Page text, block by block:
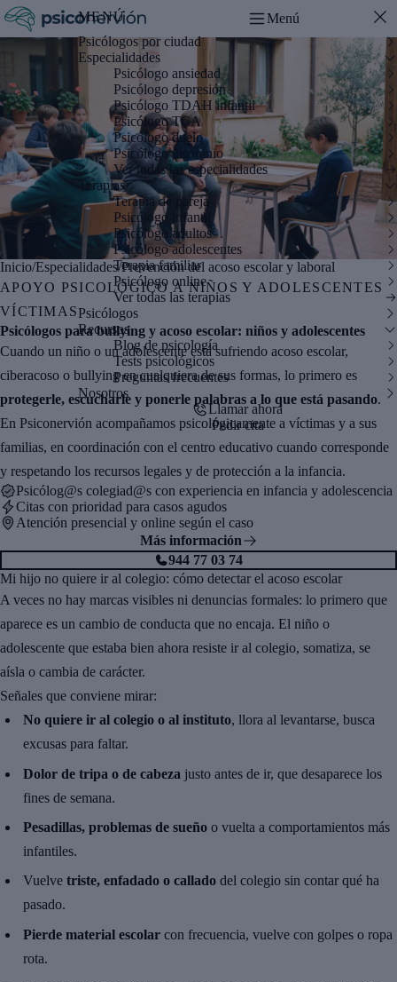
Menú
MENÚ
Psicólogos por ciudad
Especialidades
Psicólogo ansiedad
Psicólogo depresión
Psicólogo TDAH infantil
Psicólogo TCA
Psicólogo duelo
Psicólogo insomnio
Ver todas las especialidades
Terapias
Terapia de pareja
Psicólogo infantil
Psicólogo adultos
Psicólogo adolescentes
Terapia familiar
Psicólogo online
Ver todas las terapias
Psicólogos
Recursos
Blog de psicología
Tests psicológicos
Preguntas frecuentes
Nosotros
Llamar ahora
Pedir cita
Inicio/Especialidades/Prevención del acoso escolar y laboral
APOYO PSICOLÓGICO A NIÑOS Y ADOLESCENTES
VÍCTIMAS
Psicólogos para bullying y acoso escolar: niños y adolescentes
Cuando un niño o un adolescente está sufriendo acoso escolar,
ciberacoso o bullying en cualquiera de sus formas, lo primero es
protegerle, escucharle y ponerle palabras a lo que está pasando.
En Psiconervión acompañamos psicológicamente a víctimas y a sus
familias, en coordinación con el centro educativo cuando corresponde
y respetando los recursos legales y de protección a la infancia.
Psicólog@s colegiad@s con experiencia en infancia y adolescencia
Citas con prioridad para casos agudos
Atención presencial y online según el caso
Más información
944 77 03 74
Mi hijo no quiere ir al colegio: cómo detectar el acoso escolar
A veces no hay marcas visibles ni denuncias formales: lo primero que
aparece es un cambio de conducta que no encaja. El niño o
adolescente que estaba bien ahora resiste ir al colegio, somatiza, se
aísla o cambia de carácter.
Señales que conviene mirar:
No quiere ir al colegio o al instituto, llora al levantarse, busca
excusas para faltar.
Dolor de tripa o de cabeza justo antes de ir, que desaparece los
fines de semana.
Pesadillas, problemas de sueño o vuelta a comportamientos más
infantiles.
Vuelvetriste, enfadado o callado del colegio sin contar qué ha
pasado.
Pierde material escolar con frecuencia, vuelve con golpes o ropa
rota.